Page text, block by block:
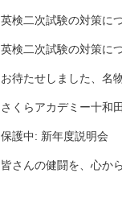
英検二次試験の対策に
英検二次試験の対策に
お待たせしました、名
さくらアカデミー十和
保護中: 新年度説明会
皆さんの健闘を、心か